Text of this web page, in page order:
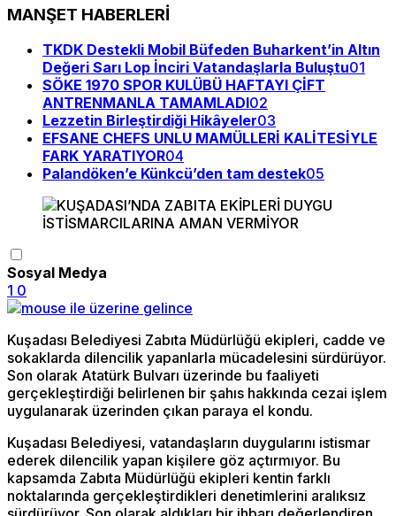
MANŞET HABERLERİ
TKDK Destekli Mobil Büfeden Buharkent’in Altın
Değeri Sarı Lop İnciri Vatandaşlarla Buluştu01
SÖKE 1970 SPOR KULÜBÜ HAFTAYI ÇİFT
ANTRENMANLA TAMAMLADI02
Lezzetin Birleştirdiği Hikâyeler03
EFSANE CHEFS UNLU MAMÜLLERİ KALİTESİYLE
FARK YARATIYOR04
Palandöken’e Künkcü’den tam destek05
Sosyal Medya
1 0
Kuşadası Belediyesi Zabıta Müdürlüğü ekipleri, cadde ve
sokaklarda dilencilik yapanlarla mücadelesini sürdürüyor.
Son olarak Atatürk Bulvarı üzerinde bu faaliyeti
gerçekleştirdiği belirlenen bir şahıs hakkında cezai işlem
uygulanarak üzerinden çıkan paraya el kondu.
Kuşadası Belediyesi, vatandaşların duygularını istismar
ederek dilencilik yapan kişilere göz açtırmıyor. Bu
kapsamda Zabıta Müdürlüğü ekipleri kentin farklı
noktalarında gerçekleştirdikleri denetimlerini aralıksız